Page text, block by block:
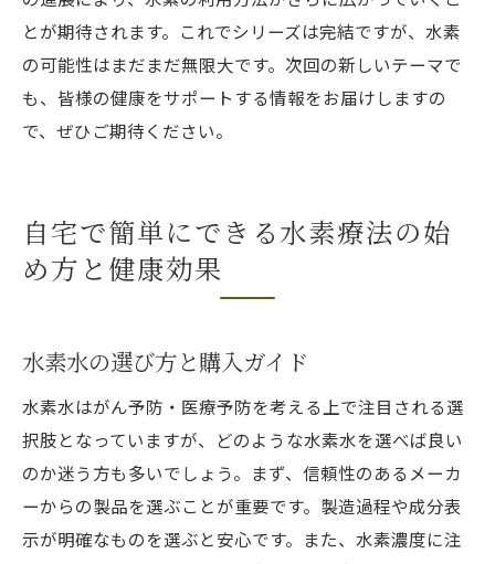
とが期待されます。これでシリーズは完結ですが、水素
の可能性はまだまだ無限大です。次回の新しいテーマで
も、皆様の健康をサポートする情報をお届けしますの
で、ぜひご期待ください。
自宅で簡単にできる水素療法の始
め方と健康効果
水素水の選び方と購入ガイド
水素水はがん予防・医療予防を考える上で注目される選
択肢となっていますが、どのような水素水を選べば良い
のか迷う方も多いでしょう。まず、信頼性のあるメーカ
ーからの製品を選ぶことが重要です。製造過程や成分表
示が明確なものを選ぶと安心です。また、水素濃度に注